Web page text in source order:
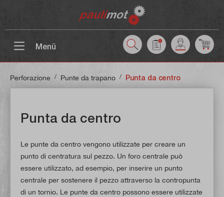
Menü
Perforazione / Punte da trapano / Punta da centro
Punta da centro
Le punte da centro vengono utilizzate per creare un
punto di centratura sul pezzo. Un foro centrale può
essere utilizzato, ad esempio, per inserire un punto
centrale per sostenere il pezzo attraverso la contropunta
di un tornio. Le punte da centro possono essere utilizzate